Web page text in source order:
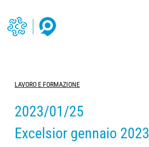
LAVORO E FORMAZIONE
2023/01/25
Excelsior gennaio 2023